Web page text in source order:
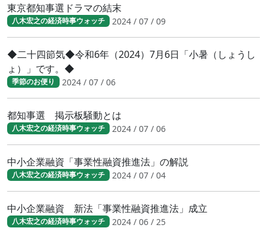
東京都知事選ドラマの結末
八木宏之の経済時事ウォッチ 2024 / 07 / 09
◆二十四節気◆令和6年（2024）7月6日「小暑（しょうし
ょ）」です。◆
季節のお便り 2024 / 07 / 06
都知事選 掲示板騒動とは
八木宏之の経済時事ウォッチ 2024 / 07 / 06
中小企業融資「事業性融資推進法」の解説
八木宏之の経済時事ウォッチ 2024 / 07 / 04
中小企業融資 新法「事業性融資推進法」成立
八木宏之の経済時事ウォッチ 2024 / 06 / 25